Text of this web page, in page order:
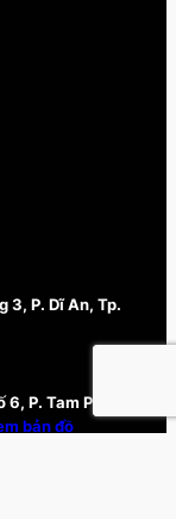
3, P. Dĩ An, Tp.
P. Tam Phú,
bản đồ